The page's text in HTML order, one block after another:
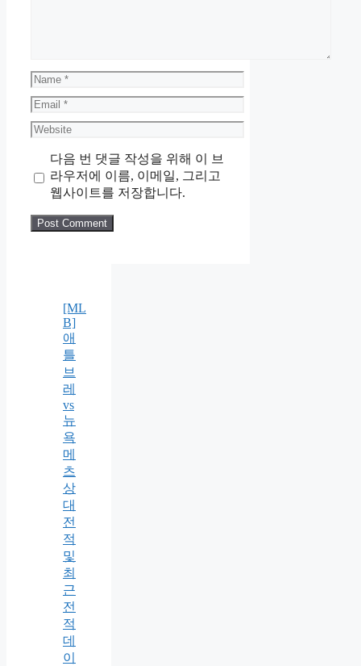
Name
Email
Website
다음 번 댓글 작성을 위해 이 브
라우저에 이름, 이메일, 그리고
웹사이트를 저장합니다.
[ML
B]
애
틀
브
레
vs
뉴
욕
메
츠
상
대
전
적
및
최
근
전
적
데
이